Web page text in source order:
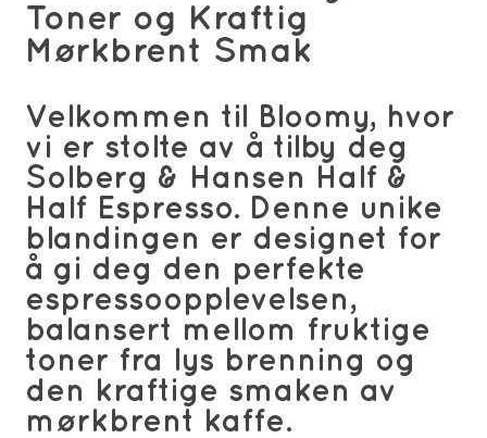
Toner og Kraftig
Mørkbrent Smak
Velkommen til Bloomy, hvor
vi er stolte av å tilby deg
Solberg & Hansen Half &
Half Espresso. Denne unike
blandingen er designet for
å gi deg den perfekte
espressoopplevelsen,
balansert mellom fruktige
toner fra lys brenning og
den kraftige smaken av
mørkbrent kaffe.